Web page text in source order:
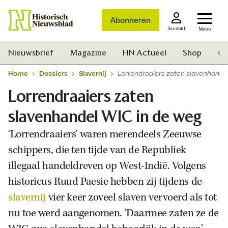
Abonneren
Account Menu
Zoek
Nieuwsbrief Magazine HN Actueel Shop
Home Dossiers Slavernij Lorrendraaiers zaten
Lorrendraaiers zaten
slavenhandel WIC in de weg
‘Lorrendraaiers’ waren merendeels Zeeuwse
schippers, die ten tijde van de Republiek
illegaal handeldreven op West-Indië. Volgens
historicus Ruud Paesie hebben zij tijdens de
slavernij vier keer zoveel slaven vervoerd als tot
nu toe werd aangenomen. ‘Daarmee zaten ze de